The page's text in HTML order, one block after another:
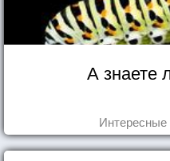
А знаете